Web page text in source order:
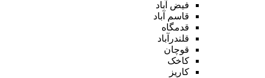
فیض آباد
قاسم آباد
قدمگاه
قلندرآباد
قوچان
کاخک
کاریز